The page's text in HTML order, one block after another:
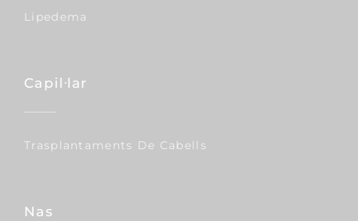
Lipedema
Capil·lar
Trasplantaments De Cabells
Nas